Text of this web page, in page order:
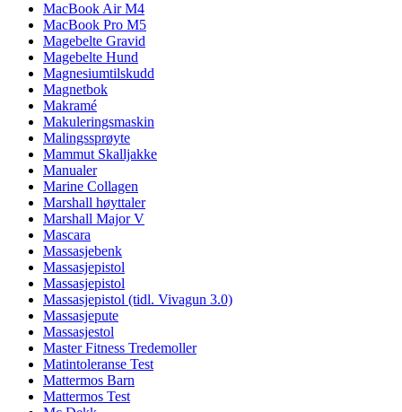
MacBook Air M4
MacBook Pro M5
Magebelte Gravid
Magebelte Hund
Magnesiumtilskudd
Magnetbok
Makramé
Makuleringsmaskin
Malingssprøyte
Mammut Skalljakke
Manualer
Marine Collagen
Marshall høyttaler
Marshall Major V
Mascara
Massasjebenk
Massasjepistol
Massasjepistol
Massasjepistol (tidl. Vivagun 3.0)
Massasjepute
Massasjestol
Master Fitness Tredemoller
Matintoleranse Test
Mattermos Barn
Mattermos Test